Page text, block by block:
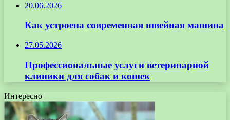
20.06.2026
Как устроена современная швейная машина
27.05.2026
Профессиональные услуги ветеринарной
клиники для собак и кошек
Интересно